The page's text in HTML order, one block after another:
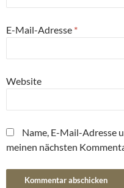
E-Mail-Adresse *
Website
Name, E-Mail-Adresse
meinen nächsten